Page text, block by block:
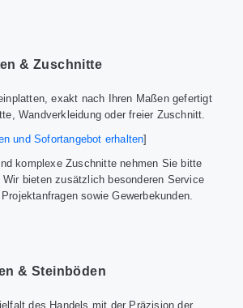
& Zuschnitte
exakt nach Ihren Maßen gefertigt
Wandverkleidung oder freier Zuschnitt.
und Sofortangebot erhalten]
komplexe Zuschnitte nehmen Sie bitte
bieten zusätzlich besonderen Service
sowie Gewerbekunden.
& Steinböden
des Handels mit der Präzision der